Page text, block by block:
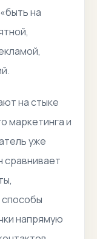
на
на стыке
маркетинга и
уже
сравнивает
напрямую